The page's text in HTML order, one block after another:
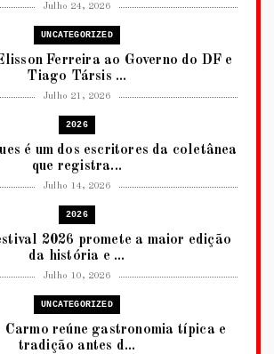
Julho 24, 2026
UNCATEGORIZED
Ferreira ao Governo do DF e
Tiago Társis ...
Julho 21, 2026
2026
é um dos escritores da coletânea
que registra...
Julho 14, 2026
2026
2026 promete a maior edição
da história e ...
Julho 10, 2026
UNCATEGORIZED
Carmo reúne gastronomia típica e
tradição antes d...